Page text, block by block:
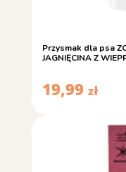
Przysmak dla psa
JAGNIĘCINA Z
19,99 zł